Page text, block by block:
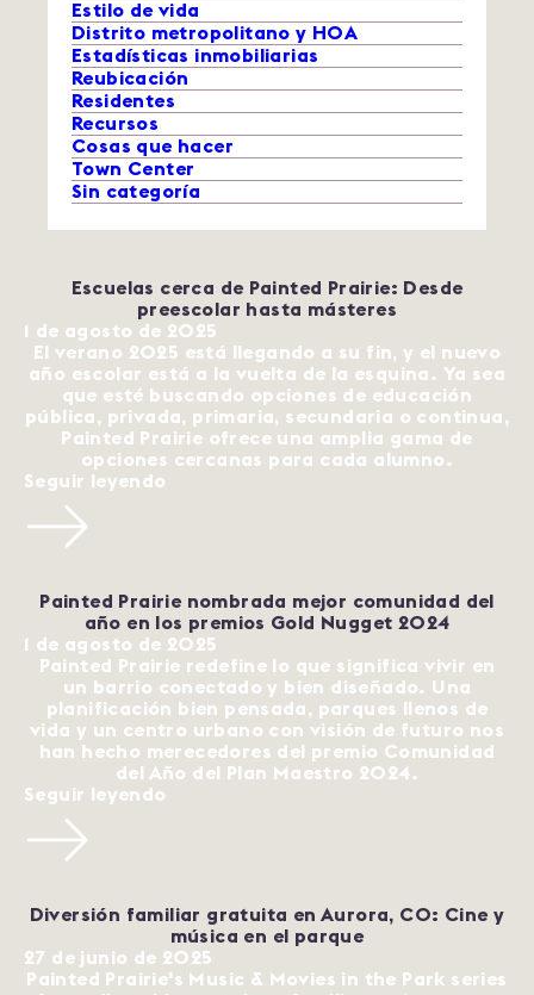
Estilo de vida
Distrito metropolitano y HOA
Estadísticas inmobiliarias
Reubicación
Residentes
Recursos
Cosas que hacer
Town Center
Sin categoría
Escuelas cerca de Painted Prairie: Desde
preescolar hasta másteres
1 de agosto de 2025
El verano 2025 está llegando a su fin, y el nuevo
año escolar está a la vuelta de la esquina. Ya sea
que esté buscando opciones de educación
pública, privada, primaria, secundaria o continua,
Painted Prairie ofrece una amplia gama de
opciones cercanas para cada alumno.
Seguir leyendo
Painted Prairie nombrada mejor comunidad del
año en los premios Gold Nugget 2024
1 de agosto de 2025
Painted Prairie redefine lo que significa vivir en
un barrio conectado y bien diseñado. Una
planificación bien pensada, parques llenos de
vida y un centro urbano con visión de futuro nos
han hecho merecedores del premio Comunidad
del Año del Plan Maestro 2024.
Seguir leyendo
Diversión familiar gratuita en Aurora, CO: Cine y
música en el parque
27 de junio de 2025
Painted Prairie's Music & Movies in the Park series